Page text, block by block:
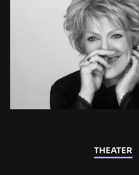
THEATER